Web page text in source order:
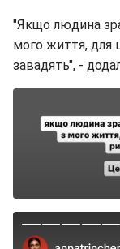
"Якщо людина
мого життя, для
завадять", -